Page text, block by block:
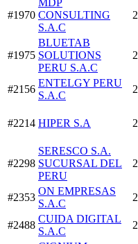
#1970 CONSULTING
S.A.C
#1975
BLUETAB
SOLUTIONS
PERU S.A.C
#2156
ENTELGY PERU
S.A.C
#2214 HIPER S.A
#2298
SERESCO S.A.
SUCURSAL DEL
PERU
#2353
ON EMPRESAS
S.A.C
#2488
CUIDA DIGITAL
S.A.C